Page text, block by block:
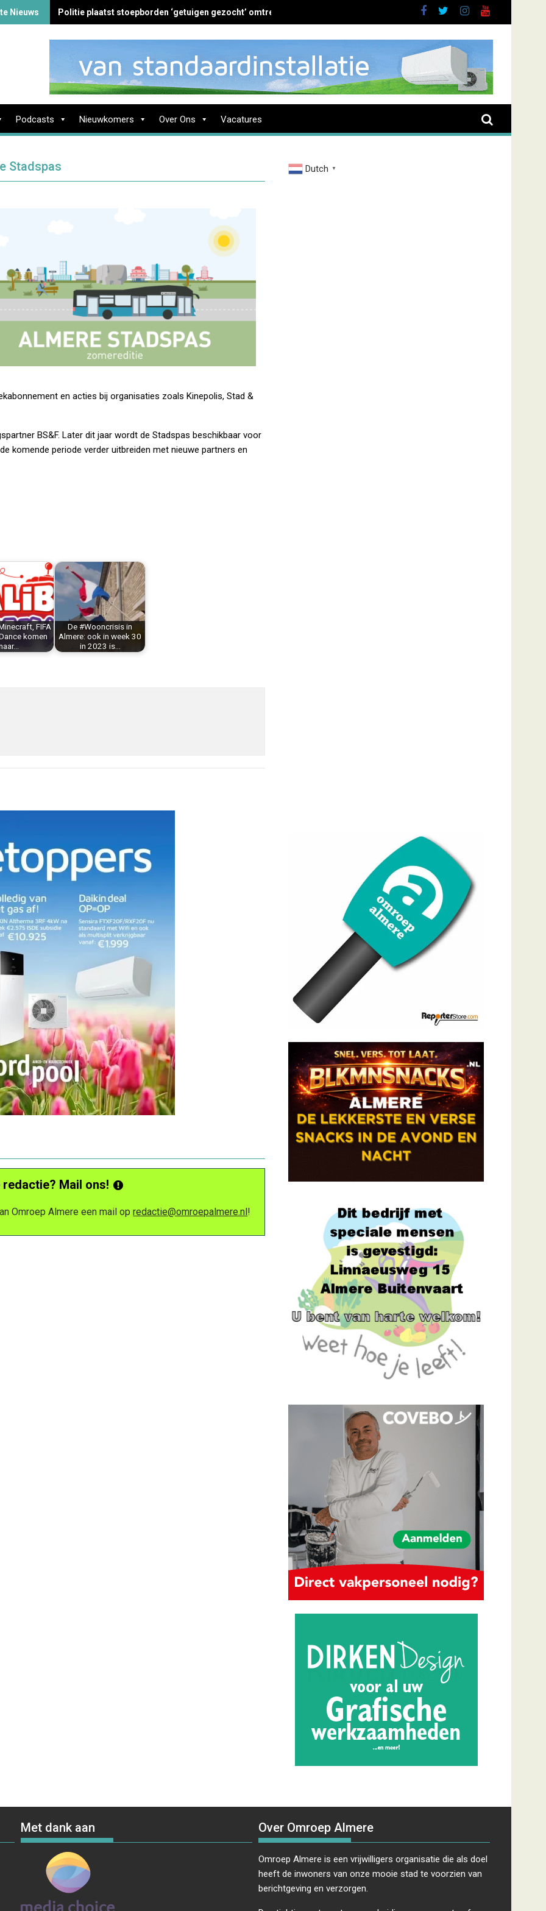
Nieuws Politie plaatst stoepborden ‘getuigen gezocht’ omtrent overval Elbastraat
Podcasts Nieuwkomers Over Ons Vacatures
Stadspas
en acties bij organisaties zoals Kinepolis, Stad &
BS&F. Later dit jaar wordt de Stadspas beschikbaar voor
komende periode verder uitbreiden met nieuwe partners en
FIFA
komen
De #Wooncrisis in
Almere: ook in week 30
in 2023 is…
Mail ons!
Omroep Almere een mail opredactie@omroepalmere.nl!
Dutch ▼
Met dank aan Over Omroep Almere
Omroep Almere is een vrijwilligers organisatie die als doel
heeft de inwoners van onze mooie stad te voorzien van
berichtgeving en verzorgen.